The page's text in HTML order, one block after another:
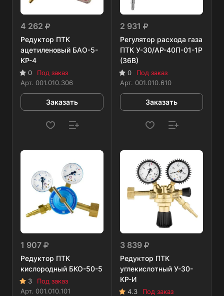
4 262
Редуктор ПТК
ацетиленовый БАО-5-
КР-4
0
Под заказ
Арт. 001.010.306
Заказать
2 931
Регулятор расхода газа
ПТК У-30/АР-40П-01-1Р
(36В)
0
Под заказ
Арт. 001.010.610
Заказать
1 907
Редуктор ПТК
кислородный БКО-50-5
3
Под заказ
Арт. 001.010.101
3 839
Редуктор ПТК
углекислотный У-30-
КР-И
4.3
Под заказ